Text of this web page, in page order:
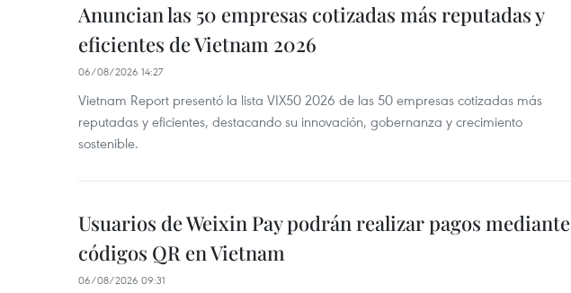
Anuncian las 50 empresas cotizadas más reputadas y
eficientes de Vietnam 2026
06/08/2026 14:27
Vietnam Report presentó la lista VIX50 2026 de las 50 empresas cotizadas más
reputadas y eficientes, destacando su innovación, gobernanza y crecimiento
sostenible.
Usuarios de Weixin Pay podrán realizar pagos mediante
códigos QR en Vietnam
06/08/2026 09:31